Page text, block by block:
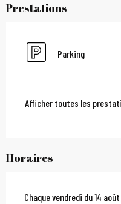
Prestations
Parking
Afficher toutes les
Horaires
Chaque vendredi du 14